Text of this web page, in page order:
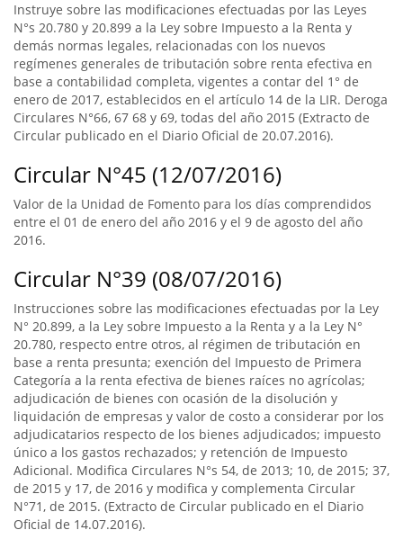
Instruye sobre las modificaciones efectuadas por las Leyes
N°s 20.780 y 20.899 a la Ley sobre Impuesto a la Renta y
demás normas legales, relacionadas con los nuevos
regímenes generales de tributación sobre renta efectiva en
base a contabilidad completa, vigentes a contar del 1° de
enero de 2017, establecidos en el artículo 14 de la LIR. Deroga
Circulares N°66, 67 68 y 69, todas del año 2015 (Extracto de
Circular publicado en el Diario Oficial de 20.07.2016).
Circular N°45 (12/07/2016)
Valor de la Unidad de Fomento para los días comprendidos
entre el 01 de enero del año 2016 y el 9 de agosto del año
2016.
Circular N°39 (08/07/2016)
Instrucciones sobre las modificaciones efectuadas por la Ley
N° 20.899, a la Ley sobre Impuesto a la Renta y a la Ley N°
20.780, respecto entre otros, al régimen de tributación en
base a renta presunta; exención del Impuesto de Primera
Categoría a la renta efectiva de bienes raíces no agrícolas;
adjudicación de bienes con ocasión de la disolución y
liquidación de empresas y valor de costo a considerar por los
adjudicatarios respecto de los bienes adjudicados; impuesto
único a los gastos rechazados; y retención de Impuesto
Adicional. Modifica Circulares N°s 54, de 2013; 10, de 2015; 37,
de 2015 y 17, de 2016 y modifica y complementa Circular
N°71, de 2015. (Extracto de Circular publicado en el Diario
Oficial de 14.07.2016).